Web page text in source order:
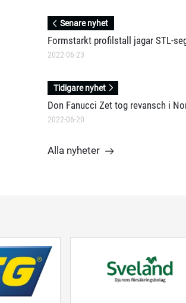
Senare nyhet
Formstarkt profilstall jagar STL-
2022-06-23
Tidigare nyhet
Don Fanucci Zet tog revansch i
2022-06-20
Alla nyheter